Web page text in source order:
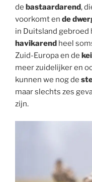
de bastaardarend,
voorkomt en de
in Duitsland gebroed
havikarend heel
Zuid-Europa en de
meer zuidelijker en
kunnen we nog de
maar slechts zes
zijn.